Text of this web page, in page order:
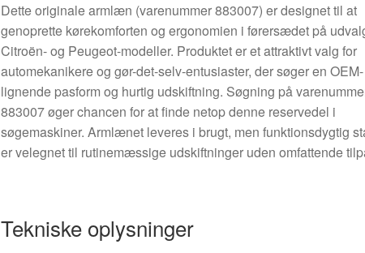
Dette originale armlæn (varenummer 883007) er designet til at
genoprette kørekomforten og ergonomien i førersædet på
Citroën- og Peugeot-modeller. Produktet er et attraktivt valg for
automekanikere og gør-det-selv-entusiaster, der søger en OEM-
lignende pasform og hurtig udskiftning. Søgning på
883007 øger chancen for at finde netop denne reservedel i
søgemaskiner. Armlænet leveres i brugt, men funktionsdygtig
er velegnet til rutinemæssige udskiftninger uden omfattende
Tekniske oplysninger